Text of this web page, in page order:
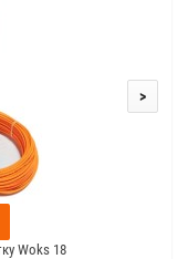
Woks 18
>